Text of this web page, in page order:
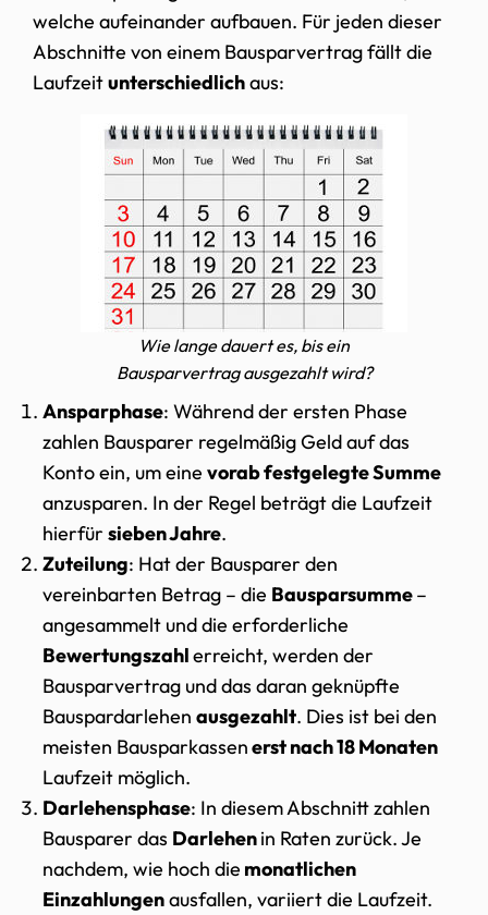
welche aufeinander aufbauen. Für jeden dieser
Abschnitte von einem Bausparvertrag fällt die
Laufzeitunterschiedlichaus:
Wie lange dauert es, bis ein
Bausparvertrag ausgezahlt wird?
Ansparphase: Während der ersten Phase
zahlen Bausparer regelmäßig Geld auf das
Konto ein, um eine vorab festgelegte Summe
anzusparen. In der Regel beträgt die Laufzeit
hierfür sieben Jahre.
Zuteilung: Hat der Bausparer den
vereinbarten Betrag – die Bausparsumme–
angesammelt und die erforderliche
Bewertungszahlerreicht, werden der
Bausparvertrag und das daran geknüpfte
Bauspardarlehen ausgezahlt. Dies ist bei den
meisten Bausparkassenerst nach 18 Monaten
Laufzeit möglich.
Darlehensphase: In diesem Abschnitt zahlen
Bausparer das Darlehenin Raten zurück. Je
nachdem, wie hoch die monatlichen
Einzahlungenausfallen, variiert die Laufzeit.